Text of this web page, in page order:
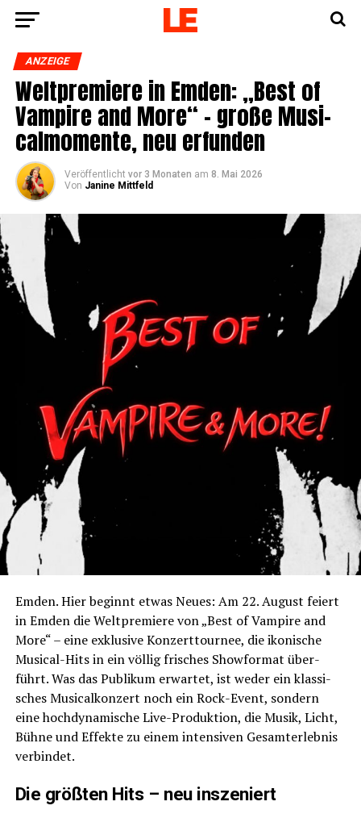
ANZEIGE
Welt­pre­mie­re in Emden: „Best of
Vam­pi­re and More“ – gro­ße Musi­
cal­mo­men­te, neu erfunden
Veröffentlicht vor 3 Monaten am 8. Mai 2026
Von Janine Mittfeld
Emden. Hier beginnt etwas Neu­es: Am 22. August fei­ert
in Emden die Welt­pre­mie­re von „Best of Vam­pi­re and
More“ – eine exklu­si­ve Kon­zert­tour­nee, die iko­ni­sche
Musi­cal-Hits in ein völ­lig fri­sches Show­for­mat über­
führt. Was das Publi­kum erwar­tet, ist weder ein klas­si­
sches Musi­cal­kon­zert noch ein Rock-Event, son­dern
eine hoch­dy­na­mi­sche Live-Pro­duk­ti­on, die Musik, Licht,
Büh­ne und Effek­te zu einem inten­si­ven Gesamt­erleb­nis
verbindet.
Die größ­ten Hits – neu inszeniert